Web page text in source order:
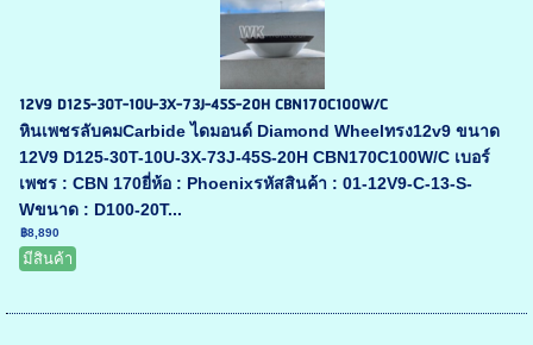
12V9 D125-30T-10U-3X-73J-45S-20H CBN170C100W/C
หินเพชรลับคมCarbide ไดมอนด์ Diamond Wheelทรง12v9 ขนาด
12V9 D125-30T-10U-3X-73J-45S-20H CBN170C100W/C เบอร์
เพชร : CBN 170ยี่ห้อ : Phoenixรหัสสินค้า : 01-12V9-C-13-S-
Wขนาด : D100-20T...
฿8,890
มีสินค้า